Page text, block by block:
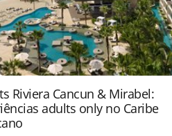
Riviera Cancun & Mirabel:
adults only no Caribe